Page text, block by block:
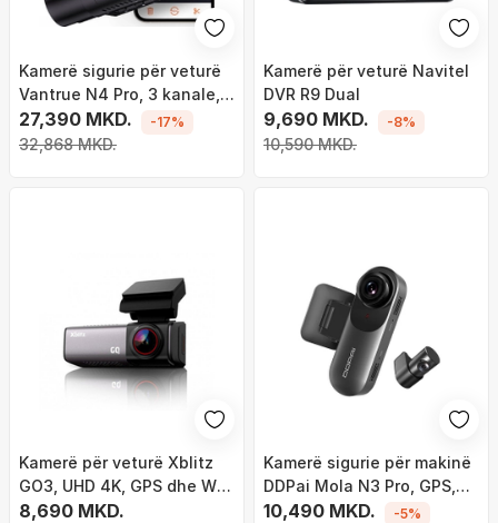
Kamerë sigurie për veturë
Vantrue N4 Pro, 3 kanale,
4K, e zezë
27,390 MKD.
32,868 MKD.
-17%
Kamerë për veturë Navitel
DVR R9 Dual
9,690 MKD.
10,590 MKD.
-8%
Kamerë për veturë Xblitz
GO3, UHD 4K, GPS dhe Wi
Fi, e zezë
8,690 MKD.
Kamerë sigurie për makinë
DDPai Mola N3 Pro, GPS,
Full HD, e zezë
10,490 MKD. -5%